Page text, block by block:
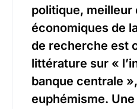
politique, meilleur
économiques de
de recherche est
littérature sur «
banque centrale
euphémisme.